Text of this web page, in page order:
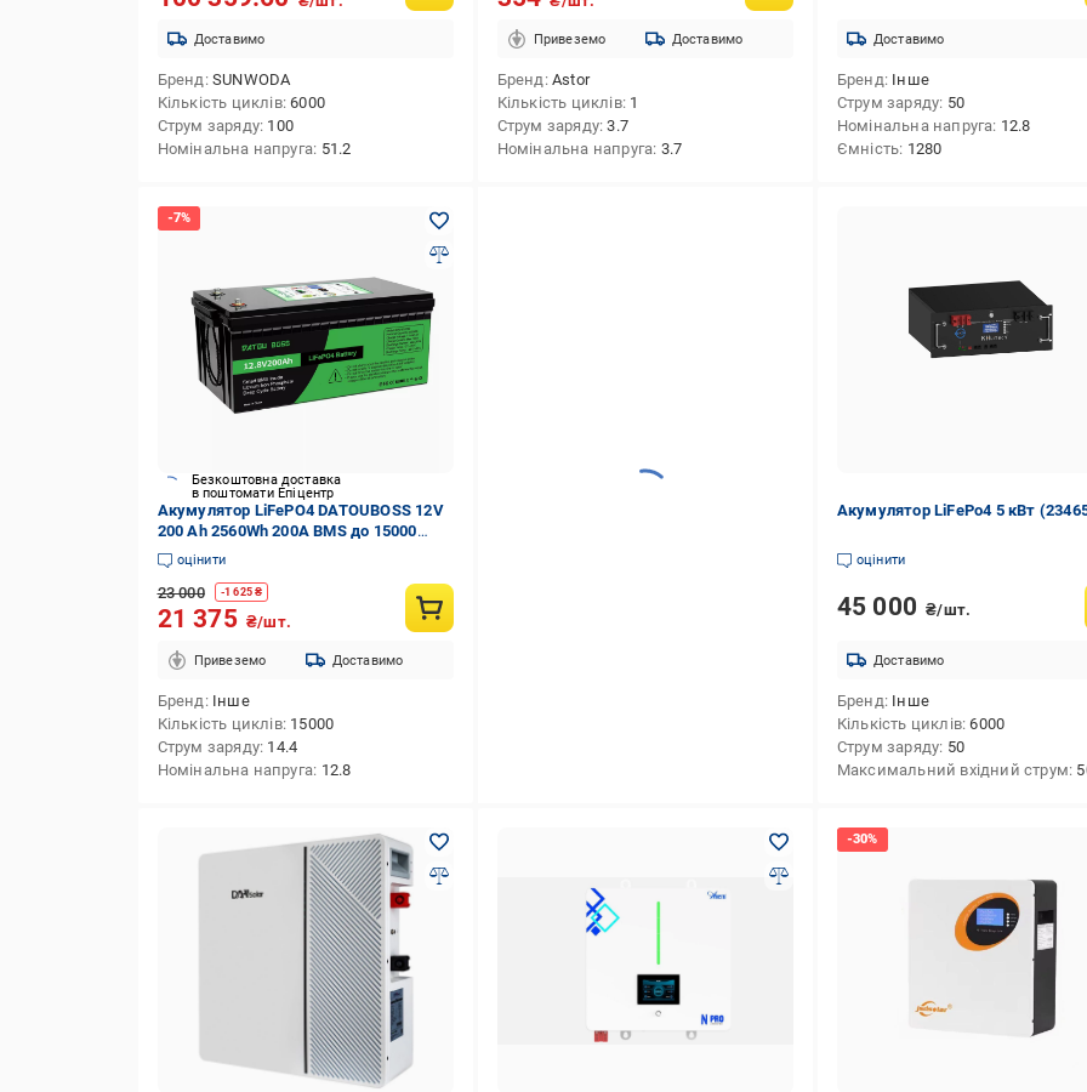
Доставимо
Бренд SUNWODA
Кількість циклів 6000
Струм заряду 100
Номінальна напруга 51.2
Привеземо Доставимо
Бренд Astor
Кількість циклів 1
Струм заряду 3.7
Номінальна напруга 3.7
Доставимо
Бренд Інше
Струм заряду 50
Номінальна напруга 12.8
Ємність 1280
Безкоштовна доставка
в поштомати Епіцентр
Акумулятор LiFePO4 DATOUBOSS 12V
200 Ah 2560Wh 200A BMS до 15000
циклівоцінити
23 000 -1 625₴
21 375 ₴/шт.
Привеземо Доставимо
Бренд Інше
Кількість циклів 15000
Струм заряду 14.4
Номінальна напруга 12.8
Акумулятор LiFePo4 5 кВт
оцінити
45 000 ₴/шт.
Доставимо
Бренд Інше
Кількість циклів 6000
Струм заряду 50
Максимальний вхідний струм